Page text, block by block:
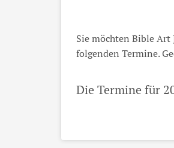
Sie möchten Bible
folgenden Termine.
Die Termine für